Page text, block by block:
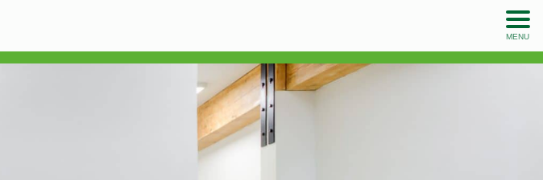
MENU